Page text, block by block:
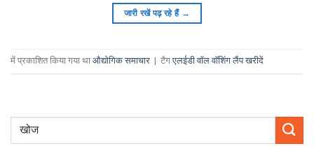
जारी रखें पढ़ रहे हैं →
में प्रकाशित किया गया था औद्योगिक समाचार | टैगएलईडी वॉल वॉशिंग लैंप खरीदें